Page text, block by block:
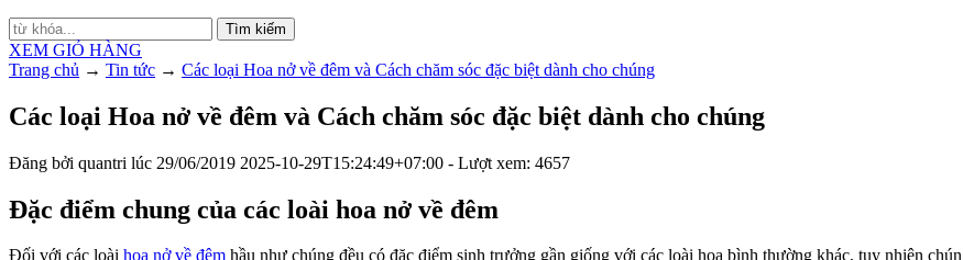
Tìm kiếm
XEM GIỎ HÀNG
Trang chủ → Tin tức → Các loại Hoa nở về đêm và Cách chăm sóc đặc biệt dành cho chúng
Các loại Hoa nở về đêm và Cách chăm sóc đặc biệt dành cho chúng
Đăng bởi quantri lúc 29/06/2019 2025-10-29T15:24:49+07:00 - Lượt xem: 4657
Đặc điểm chung của các loài hoa nở về đêm
Đối với các loài hoa nở về đêm hầu như chúng đều có đặc điểm sinh trưởng gần giống với các loài hoa bình thường khác, tuy nhiên